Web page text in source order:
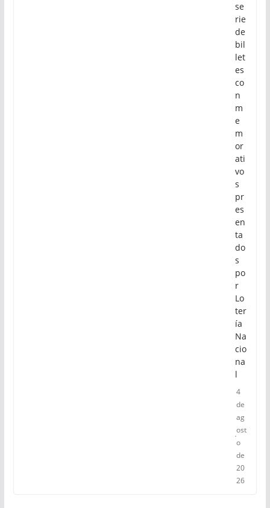
se
rie
de
bil
let
es
co
n
m
e
m
or
ati
vo
s
pr
es
en
ta
do
s
po
r
Lo
ter
ía
Na
cio
na
l
4
de
ag
ost
o
de
20
26